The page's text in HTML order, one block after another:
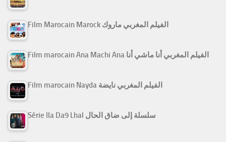
Film Marocain Marock الفيلم المغربي ماروك
Film marocain Ana Machi Ana الفيلم المغربي أنا ماشي أنا
Film marocain Nayda الفيلم المغربي نايضة
Série Ila Da9 Lhal سلسلة إلى ضاق الحال